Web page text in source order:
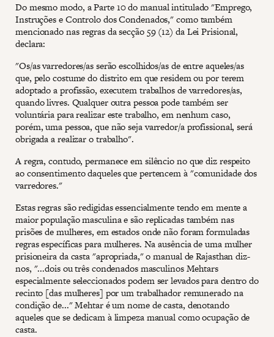
Do mesmo modo, a Parte 10 do manual intitulado "Emprego,
Instruções e Controlo dos Condenados," como também
mencionado nas regras da secção 59 (12) da Lei Prisional,
declara:
"Os/as varredores/as serão escolhidos/as de entre aqueles/as
que, pelo costume do distrito em que residem ou por terem
adoptado a profissão, executem trabalhos de varredores/as,
quando livres. Qualquer outra pessoa pode também ser
voluntária para realizar este trabalho, em nenhum caso,
porém, uma pessoa, que não seja varredor/a profissional, será
obrigada a realizar o trabalho".
A regra, contudo, permanece em silêncio no que diz respeito
ao consentimento daqueles que pertencem à "comunidade dos
varredores."
Estas regras são redigidas essencialmente tendo em mente a
maior população masculina e são replicadas também nas
prisões de mulheres, em estados onde não foram formuladas
regras específicas para mulheres. Na ausência de uma mulher
prisioneira da casta "apropriada," o manual de Rajasthan diz-
nos, "...dois ou três condenados masculinos Mehtars
especialmente seleccionados podem ser levados para dentro do
recinto [das mulheres] por um trabalhador remunerado na
condição de..." Mehtar é um nome de casta, denotando
aqueles que se dedicam à limpeza manual como ocupação de
casta.